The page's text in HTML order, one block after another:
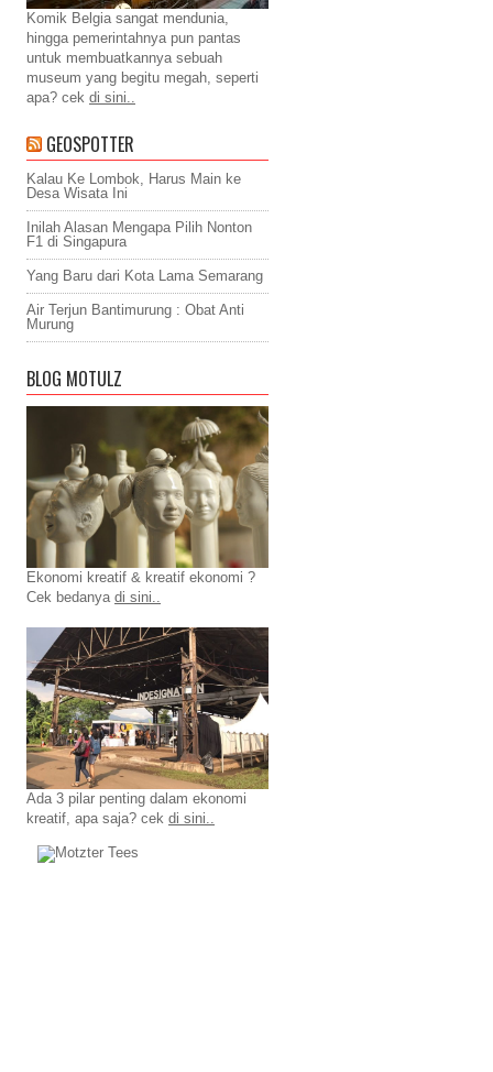
Komik Belgia sangat mendunia,
hingga pemerintahnya pun pantas
untuk membuatkannya sebuah
museum yang begitu megah, seperti
apa? cek di sini..
GEOSPOTTER
Kalau Ke Lombok, Harus Main ke
Desa Wisata Ini
Inilah Alasan Mengapa Pilih Nonton
F1 di Singapura
Yang Baru dari Kota Lama Semarang
Air Terjun Bantimurung : Obat Anti
Murung
BLOG MOTULZ
Ekonomi kreatif & kreatif ekonomi ?
Cek bedanya di sini..
Ada 3 pilar penting dalam ekonomi
kreatif, apa saja? cek di sini..